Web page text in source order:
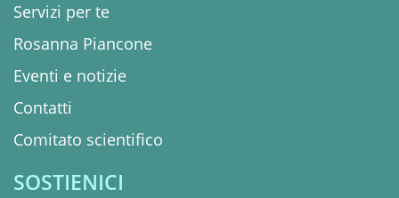
Servizi per te
Rosanna Piancone
Eventi e notizie
Contatti
Comitato scientifico
SOSTIENICI